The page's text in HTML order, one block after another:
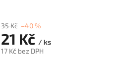
35 Kč –40 %
21 Kč / ks
17 Kč bez DPH